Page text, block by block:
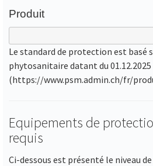
Produit
Le standard de protection est basé
phytosanitaire datant du 01.12.2025
(https://www.psm.admin.ch/fr/
Equipements de
requis
Ci-dessous est présenté le niveau